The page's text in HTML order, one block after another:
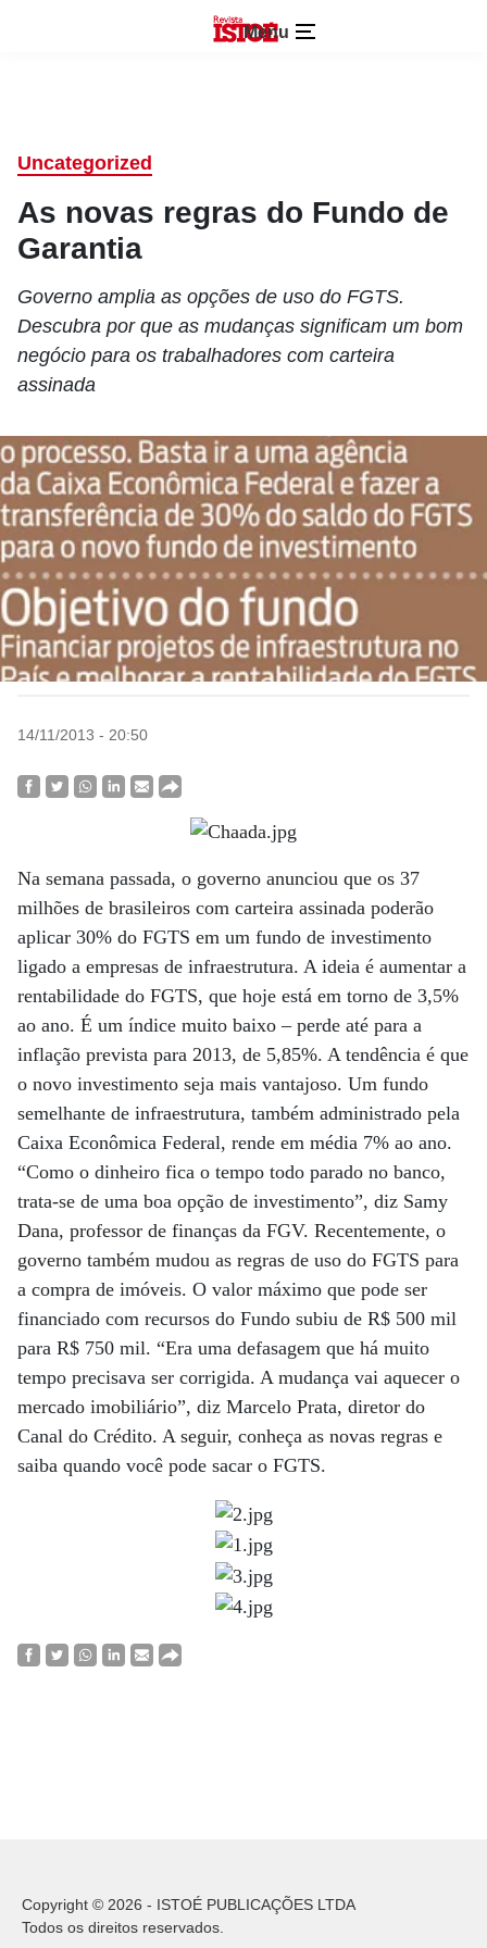
Menu
Uncategorized
As novas regras do Fundo de
Garantia
Governo amplia as opções de uso do FGTS.
Descubra por que as mudanças significam um bom
negócio para os trabalhadores com carteira
assinada
14/11/2013 - 20:50
Na semana passada, o governo anunciou que os 37
milhões de brasileiros com carteira assinada poderão
aplicar 30% do FGTS em um fundo de investimento
ligado a empresas de infraestrutura. A ideia é aumentar a
rentabilidade do FGTS, que hoje está em torno de 3,5%
ao ano. É um índice muito baixo – perde até para a
inflação prevista para 2013, de 5,85%. A tendência é que
o novo investimento seja mais vantajoso. Um fundo
semelhante de infraestrutura, também administrado pela
Caixa Econômica Federal, rende em média 7% ao ano.
“Como o dinheiro fica o tempo todo parado no banco,
trata-se de uma boa opção de investimento”, diz Samy
Dana, professor de finanças da FGV. Recentemente, o
governo também mudou as regras de uso do FGTS para
a compra de imóveis. O valor máximo que pode ser
financiado com recursos do Fundo subiu de R$ 500 mil
para R$ 750 mil. “Era uma defasagem que há muito
tempo precisava ser corrigida. A mudança vai aquecer o
mercado imobiliário”, diz Marcelo Prata, diretor do
Canal do Crédito. A seguir, conheça as novas regras e
saiba quando você pode sacar o FGTS.
Copyright © 2026 - ISTOÉ PUBLICAÇÕES LTDA
Todos os direitos reservados.